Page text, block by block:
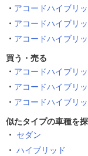
アコードハイブリ
アコードハイブリ
アコードハイブリ
買う・売る
アコードハイブリ
アコードハイブリ
アコードハイブリ
似たタイプの車種を
セダン
ハイブリッド